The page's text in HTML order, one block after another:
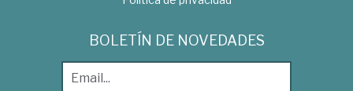
BOLETÍN DE NOVEDADES